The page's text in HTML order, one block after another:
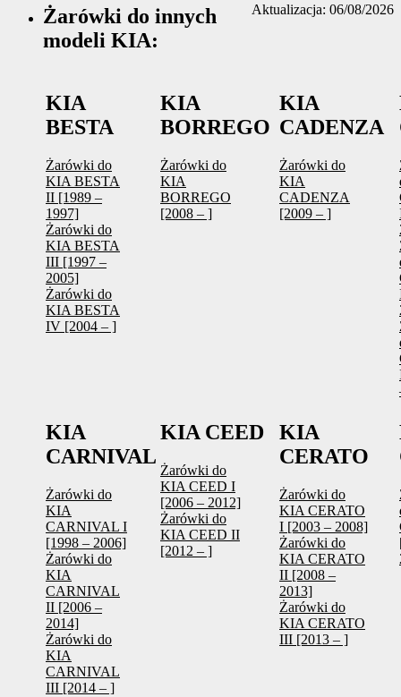
Aktualizacja: 06/08/2026
Żarówki do innych
modeli KIA:
KIA
BESTA
Żarówki do
KIA BESTA
II [1989 –
1997]
Żarówki do
KIA BESTA
III [1997 –
2005]
Żarówki do
KIA BESTA
IV [2004 – ]
KIA
BORREGO
Żarówki do
KIA
BORREGO
[2008 – ]
KIA
CADENZA
Żarówki do
KIA
CADENZA
[2009 – ]
KIA
CARNIVAL
Żarówki do
KIA
CARNIVAL I
[1998 – 2006]
Żarówki do
KIA
CARNIVAL
II [2006 –
2014]
Żarówki do
KIA
CARNIVAL
III [2014 – ]
KIA CEED
Żarówki do
KIA CEED I
[2006 – 2012]
Żarówki do
KIA CEED II
[2012 – ]
KIA
CERATO
Żarówki do
KIA CERATO
I [2003 – 2008]
Żarówki do
KIA CERATO
II [2008 –
2013]
Żarówki do
KIA CERATO
III [2013 – ]